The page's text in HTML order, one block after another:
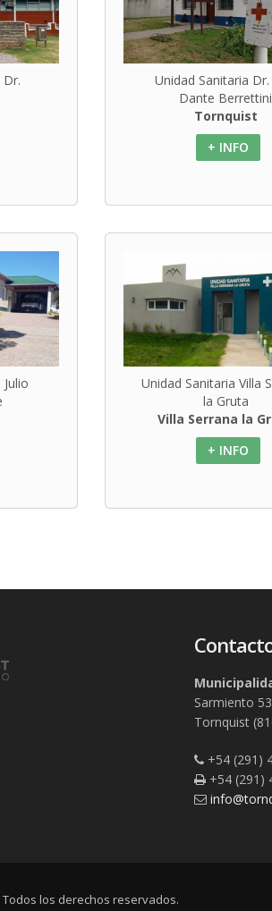
Unidad Sanitaria Dr.
Dante Berrettini
Tornquist
+ INFO
Unidad Sanitaria Villa
la Gruta
Villa Serrana la
+ INFO
Sarmiento 53
Tornquist
+54 (291)
+54 (291)
los derechos reservados.